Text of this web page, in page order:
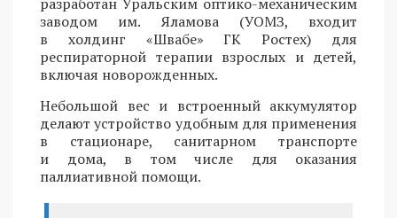
заводом им. Яламова (УОМЗ, входит
в холдинг «Швабе» ГК Ростех) для
респираторной терапии взрослых и детей,
включая новорожденных.
Небольшой вес и встроенный аккумулятор
делают устройство удобным для применения
в стационаре, санитарном транспорте
и дома, в том числе для оказания
паллиативной помощи.